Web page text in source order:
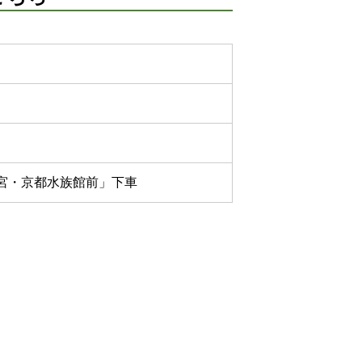
・京都水族館前」下車